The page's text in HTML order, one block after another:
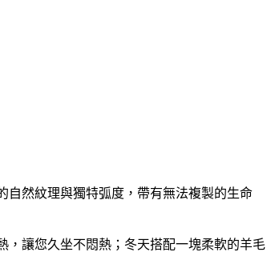
自然紋理與獨特弧度，帶有無法複製的生命
，讓您久坐不悶熱；冬天搭配一塊柔軟的羊毛